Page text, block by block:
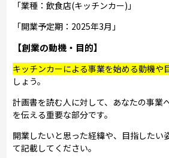
「業種：飲食店(キッチンカー)」
「開業予定期：2025年3月」
【創業の動機・目的】
キッチンカーによる事業を始める動機や
しょう。
計画書を読む人に対して、あなたの事業
を伝える重要な部分です。
開業したいと思った経緯や、目指したい
て記載してください。